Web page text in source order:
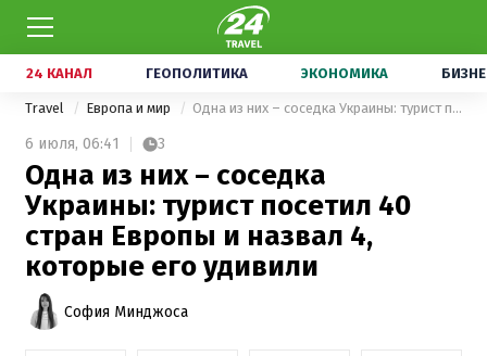
24 КАНАЛ ГЕОПОЛИТИКА ЭКОНОМИКА
Travel Европа и мир Одна из них – соседка Украины: турист посетил 40 стран Европы и назвал 4, которые его удивили
6 июля, 06:41 3
Одна из них – соседка
Украины: турист посетил 40
стран Европы и назвал 4,
которые его удивили
София Минджоса